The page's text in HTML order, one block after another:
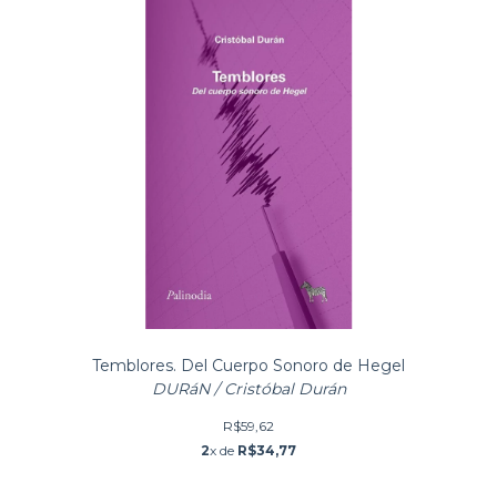
Temblores. Del Cuerpo Sonoro de Hegel
DURáN / Cristóbal Durán
R$59,62
2x de R$34,77